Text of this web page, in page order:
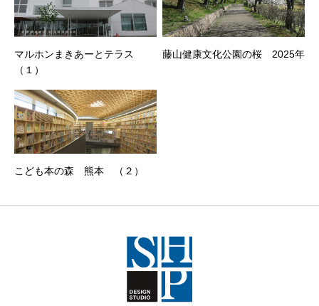
マルホンまきあーとテラス
（１）
藤山健康文化公園の桜 2025年
こども本の森 熊本 （２）